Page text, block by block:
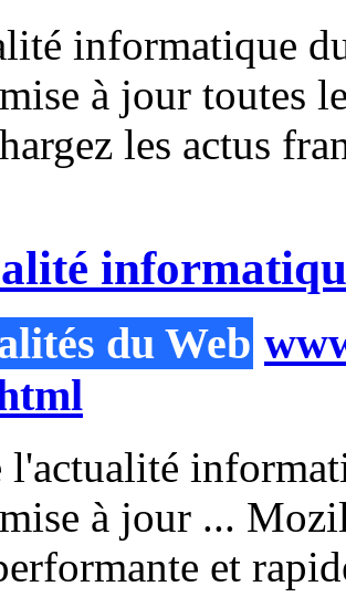
informatique
à jour toutes
les actus
du Web
l'actualité
à jour ...
et